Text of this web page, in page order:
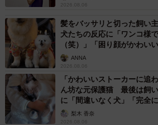
（６）牛すじ煮込み（レンチン惣菜）
０００円
（７）骨付きスペアリブ １００ｇ ５
（８）ハーブチキン ２００ｇ ４００円
単品から盛り合わせまで、「これだけあ
う！」なラインアップに目移り必至。筆
「ＢＢＱ盛り合わせ」と「骨付きスペア
レ」を購入。タッチパネルで商品を選んで
2026.08.06
髪をバッサリと切った飼い
犬たちの反応に「ワンコ様
（笑）」「困り顔がかわいい
ANNA
2026.08.06
「かわいいストーカーに追
ん坊な元保護猫 最後は飼
に「間違いなく犬」「完全
梨木 香奈
2026.08.06